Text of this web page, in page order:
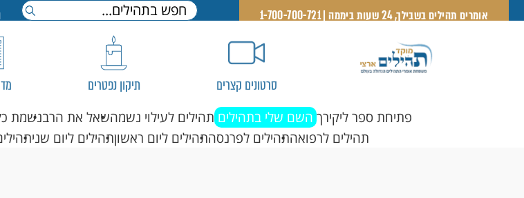
אומרים תהילים בשבילך, 24 שעות ביממה | 1-700-700-721
סרטונים קצרים תיקון נפטרים
פתיחת ספר ליקירך השם שלי בתהילים תהילים לעילוי נשמהשאל את הרבנשמת
תהילים לרפואהתהילים לפרנסהתהילים ליום ראשוןתהילים ליום שני